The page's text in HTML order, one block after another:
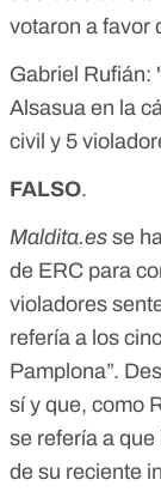
votaron a favor
Gabriel Rufián:
Alsasua en la
civil y 5
FALSO.
Maldita.es se
de ERC para
violadores
refería a los
Pamplona”.
sí y que, como
se refería a
de su reciente